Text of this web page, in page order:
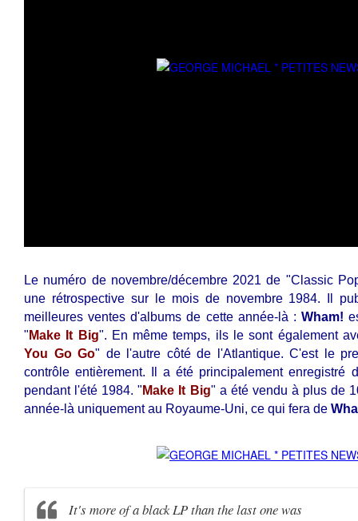
Le numéro de novembre/décembre 2021 de "Classic
une rétrospective sur le mois de novembre 1984. Il
meilleures ventes d'albums de cette année-là :Wham!
" Make It Big". En même temps, ils le sont également
You Go Go" de l'autre côté de l'Atlantique. C'est le
contrôle entièrement. Il a été principalement enregistré
pendant l'été 1984." Make It Big" a été vendu à plus de
année-là uniquement au Royaume-Uni, ce qui fera de
It's more of a black LP than the last one was